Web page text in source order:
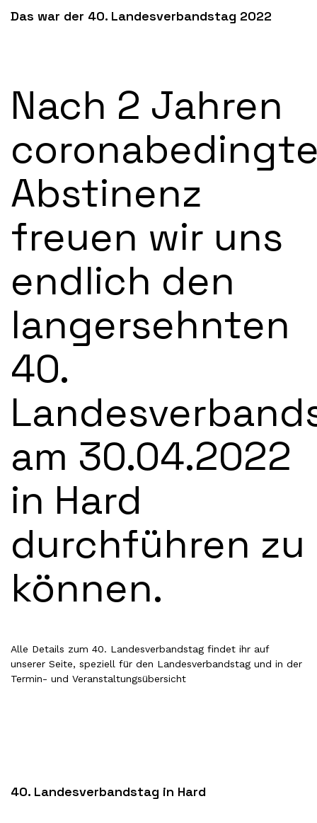
Das war der 40. Landesverbandstag 2022
40. Landesverbandstag in Hard
Nach 2 Jahren
Abstinenz
freuen wir uns
endlich den
langersehnten
40.
am 30.04.2022
in Hard
durchführen zu
können.
Alle Details zum 40. Landesverbandstag findet ihr auf
unserer Seite, speziell für den Landesverbandstag und in der
Termin- und Veranstaltungsübersicht